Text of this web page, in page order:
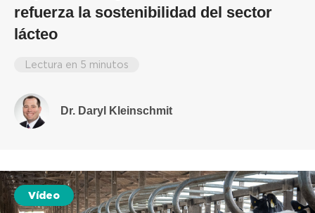
refuerza la sostenibilidad del sector
lácteo
Lectura en 5 minutos
Dr. Daryl Kleinschmit
Vídeo